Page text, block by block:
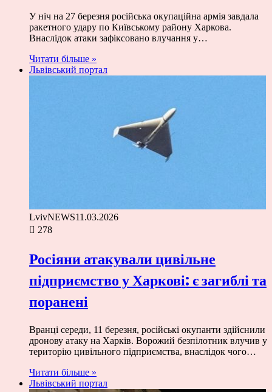
У ніч на 27 березня російська окупаційна армія завдала
ракетного удару по Київському району Харкова.
Внаслідок атаки зафіксовано влучання у…
Читати більше »
Львівський портал
LvivNEWS11.03.2026
278
Росіяни атакували цивільне
підприємство у Харкові: є загиблі та
поранені
Вранці середи, 11 березня, російські окупанти здійснили
дронову атаку на Харків. Ворожий безпілотник влучив у
територію цивільного підприємства, внаслідок чого…
Читати більше »
Львівський портал